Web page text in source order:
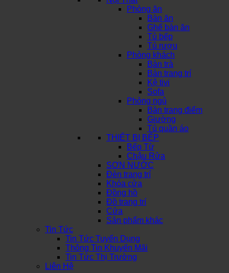
Phòng ăn
Bàn ăn
Ghế bàn ăn
Tủ bếp
Tủ rượu
Phòng khách
Bàn trà
Bàn trang trí
Kệ tivi
Sofa
Phòng ngủ
Bàn trang điểm
Giường
Tủ quần áo
THIẾT BỊ BẾP
Bếp Từ
Chậu Rửa
SƠN NƯỚC
Đèn trang trí
Khóa cửa
Đồng hồ
Đồ trang trí
Cửa
Sản phẩm khác
Tin Tức
Tin Tức Tuyển Dụng
Thông Tin Khuyến Mãi
Tin Tức Thị Trường
Liên Hệ